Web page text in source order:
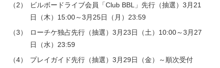
（2）
ビルボードライブ会員「Club BBL」先行（抽選）3月21
日（木）15:00～3月25日（月）23:59
（3）
ローチケ独占先行（抽選）3月23日（土）10:00～3月27
日（水）23:59
（4）
プレイガイド先行（抽選）3月29日（金）～順次受付